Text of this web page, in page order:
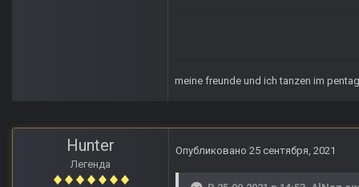
meine freunde und ich tanzen im
Hunter
Легенда
Опубликовано 25 сентября, 2021